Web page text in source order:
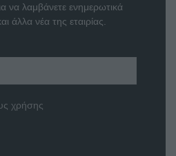
να λαμβάνετε ενημερωτικά
άλλα νέα της εταιρίας.
χρήσης